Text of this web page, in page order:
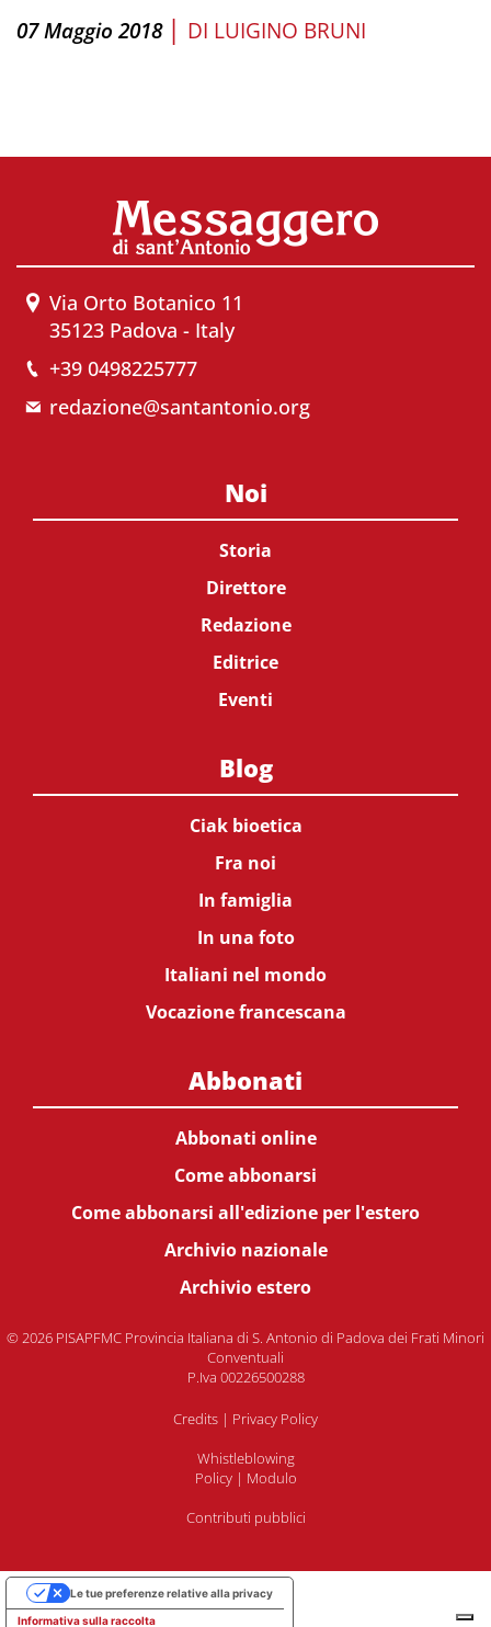
07 Maggio 2018 | DI LUIGINO BRUNI
Via Orto Botanico 11
35123 Padova - Italy
+39 0498225777
redazione@santantonio.org
Noi
Storia
Direttore
Redazione
Editrice
Eventi
Blog
Ciak bioetica
Fra noi
In famiglia
In una foto
Italiani nel mondo
Vocazione francescana
Abbonati
Abbonati online
Come abbonarsi
Come abbonarsi all'edizione per l'estero
Archivio nazionale
Archivio estero
© 2026 PISAPFMC Provincia Italiana di S. Antonio di Padova dei Frati Minori
Conventuali
P.Iva 00226500288
Credits | Privacy Policy
Whistleblowing
Policy| Modulo
Contributi pubblici
Informativa sulla raccolta
Le tue preferenze relative alla privacy